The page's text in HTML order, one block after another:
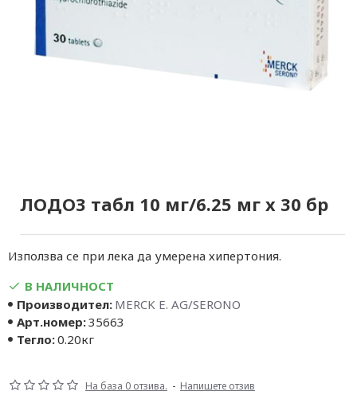
ЛОДОЗ табл 10 мг/6.25 мг х 30 бр
В НАЛИЧНОСТ
Производител: MERCK E. AG/SERONO
Арт.номер:35663
Тегло:0.20кг
На база 0 отзива. - Напишете отзив
Използва се при лека да умерена хипертония.